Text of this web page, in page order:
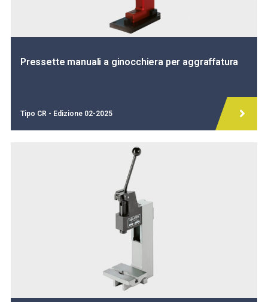
Pressette manuali a ginocchiera per aggraffatura
Tipo CR - Edizione 02-2025